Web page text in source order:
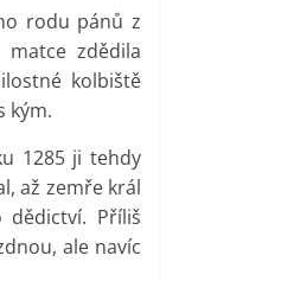
rodu pánů z
zdědila
kolbiště
kým.
1285 ji tehdy
až zemře král
Příliš
ale navíc